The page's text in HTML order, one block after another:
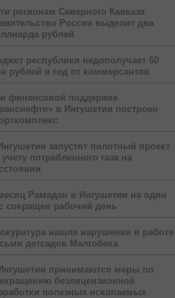
регионам Северного Кавказа
России выделит два
рублей
республики недополучает 60
рублей в год от коммерсантов
финансовой поддержке
в Ингушетии построен
запустят пилотный проект
потребленного газа на
Рамадан в Ингушетии на один
сокращен рабочий день
нашла нарушения в работе
детсадов Малгобека
принимаются меры по
безлицензионной
полезных ископаемых